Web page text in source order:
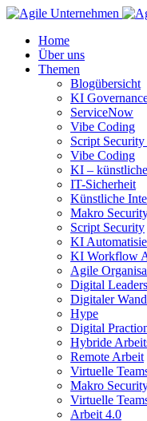
Home
Über uns
Themen
Blogübersicht
KI
ServiceNow
Vibe Coding
Script
Vibe Coding
KI –
IT-Sicherheit
Künstliche
Makro
Script Security
KI
KI Workflow
Agile
Digital
Digitaler
Hype
Digital
Hybride
Remote Arbeit
Virtuelle
Makro
Virtuelle
Arbeit 4.0